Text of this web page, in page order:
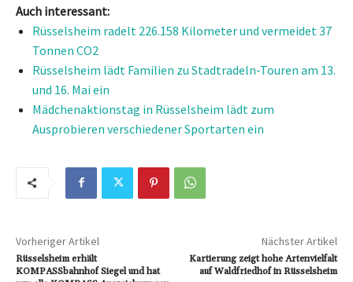
Auch interessant:
Rüsselsheim radelt 226.158 Kilometer und vermeidet 37
Tonnen CO2
Rüsselsheim lädt Familien zu Stadtradeln-Touren am 13.
und 16. Mai ein
Mädchenaktionstag in Rüsselsheim lädt zum
Ausprobieren verschiedener Sportarten ein
Vorheriger Artikel
Rüsselsheim erhält
KOMPASSbahnhof Siegel und hat
Nächster Artikel
Kartierung zeigt hohe Artenvielfalt
auf Waldfriedhof in Rüsselsheim